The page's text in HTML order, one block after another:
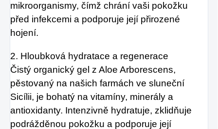
mikroorganismy, čímž chrání vaši pokožku
před infekcemi a podporuje její přirozené
hojení.
2. Hloubková hydratace a regenerace
Čistý organický gel z Aloe Arborescens,
pěstovaný na našich farmách ve sluneční
Sicílii, je bohatý na vitamíny, minerály a
antioxidanty. Intenzivně hydratuje, zklidňuje
podrážděnou pokožku a podporuje její